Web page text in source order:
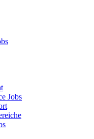
Jobs